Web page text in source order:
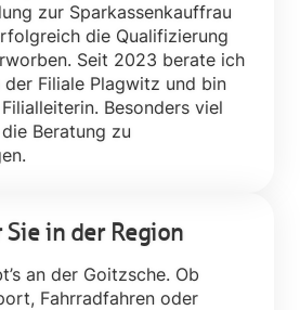
zur Sparkassenkauffrau
die Qualifizierung
Seit 2023 berate ich
der Filiale Plagwitz und bin
Besonders viel
Beratung zu
in der Region
an der Goitzsche. Ob
Fahrradfahren oder